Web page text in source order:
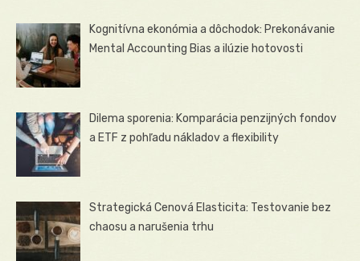
Kognitívna ekonómia a dôchodok: Prekonávanie
Mental Accounting Bias a ilúzie hotovosti
Dilema sporenia: Komparácia penzijných fondov
a ETF z pohľadu nákladov a flexibility
Strategická Cenová Elasticita: Testovanie bez
chaosu a narušenia trhu